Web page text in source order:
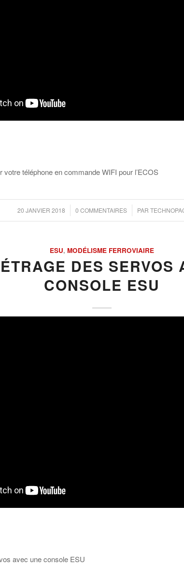
téléphone en commande WIFI pour l’ECOS
20 JANVIER 2018
/ 0 COMMENTAIRES
/ PAR
ESU,MODÉLISME FERROVIAIRE
DES SERVOS
CONSOLE ESU
avec une console ESU